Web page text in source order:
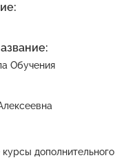
Обучения
дополнительного